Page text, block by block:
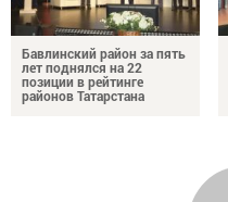
Бавлинский район за пять
лет поднялся на 22
позиции в рейтинге
районов Татарстана